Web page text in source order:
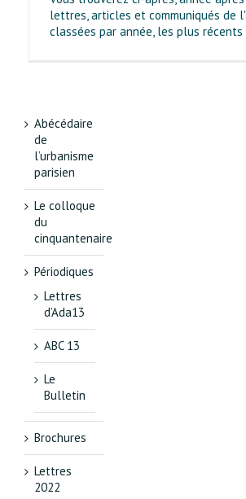
lettres, articles et communiqués de
classées par année, les plus récents
Abécédaire
de
l’urbanisme
parisien
Le colloque
du
cinquantenaire
Périodiques
Lettres
d’Ada13
ABC 13
Le
Bulletin
Brochures
Lettres
2022